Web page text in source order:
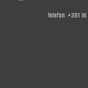
Telefon: +381 16